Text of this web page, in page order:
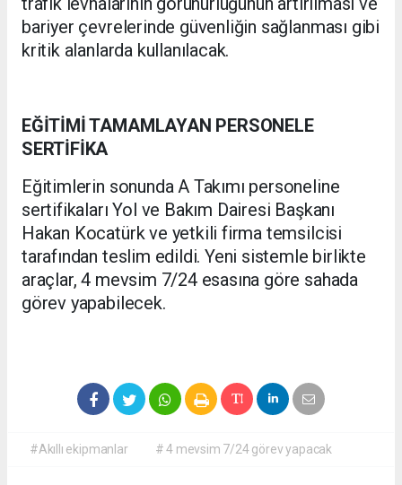
bariyer çevrelerinde güvenliğin sağlanması gibi
kritik alanlarda kullanılacak.
EĞİTİMİ TAMAMLAYAN PERSONELE
SERTİFİKA
Eğitimlerin sonunda A Takımı personeline
sertifikaları Yol ve Bakım Dairesi Başkanı
Hakan Kocatürk ve yetkili firma temsilcisi
tarafından teslim edildi. Yeni sistemle birlikte
araçlar, 4 mevsim 7/24 esasına göre sahada
görev yapabilecek.
#Akıllı ekipmanlar # 4 mevsim 7/24 görev yapacak